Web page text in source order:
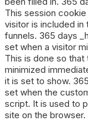
This session
visitor is included in
funnels. 365 days
set when a visitor
This is done so
minimized
it is set to show.
set when the
script. It is used to
site on the